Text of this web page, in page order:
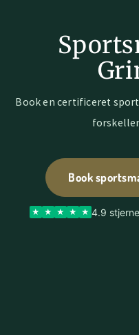
Book en certificeret
Book
4.9